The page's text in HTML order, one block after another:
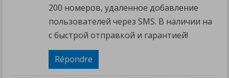
200 номеров, удаленное добавление
пользователей через SMS. В наличии на
с быстрой отправкой и гарантией!
Répondre